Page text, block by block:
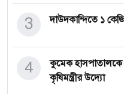
দাউদকান্দিতে ১
3
কুমেক
কৃষিমন্ত্রীর উদ্যো
4